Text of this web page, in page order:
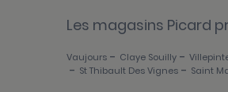
Les magasins Picard
Vaujours - Claye Souilly -
- St Thibault Des Vignes - Saint